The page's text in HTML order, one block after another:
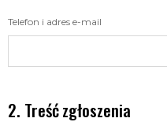
Telefon i adres e-mail
Treść zgłoszenia